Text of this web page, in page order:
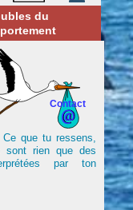
du
Contact
que tu ressens,
sont rien que des
par ton